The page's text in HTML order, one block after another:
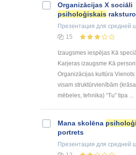
Organizācijas X sociāli
psiholoģiskais
Презентация для средней
15
Izaugsmes iespējas Kā
Karjeras izaugsme Kā
Organizācijas kultūra
visam struktūrvienībām
mēbeles, tehnika) “Tu” tipa ...
Mana skolēna
portrets
Презентация для средней